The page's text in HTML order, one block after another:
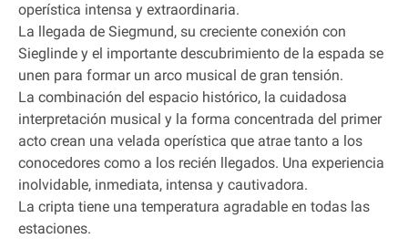
operística intensa y extraordinaria.
La llegada de Siegmund, su creciente conexión con
Sieglinde y el importante descubrimiento de la espada se
unen para formar un arco musical de gran tensión.
La combinación del espacio histórico, la cuidadosa
interpretación musical y la forma concentrada del primer
acto crean una velada operística que atrae tanto a los
conocedores como a los recién llegados. Una experiencia
inolvidable, inmediata, intensa y cautivadora.
La cripta tiene una temperatura agradable en todas las
estaciones.